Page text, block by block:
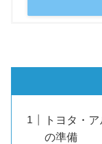
トヨタ・
の準備